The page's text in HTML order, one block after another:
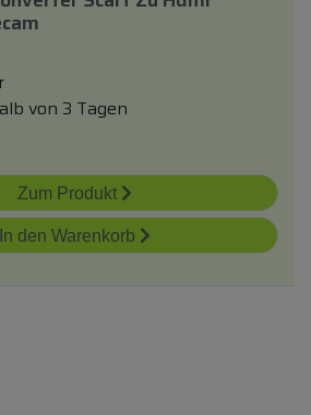
von 3 Tagen
Zum Produkt
In den Warenkorb